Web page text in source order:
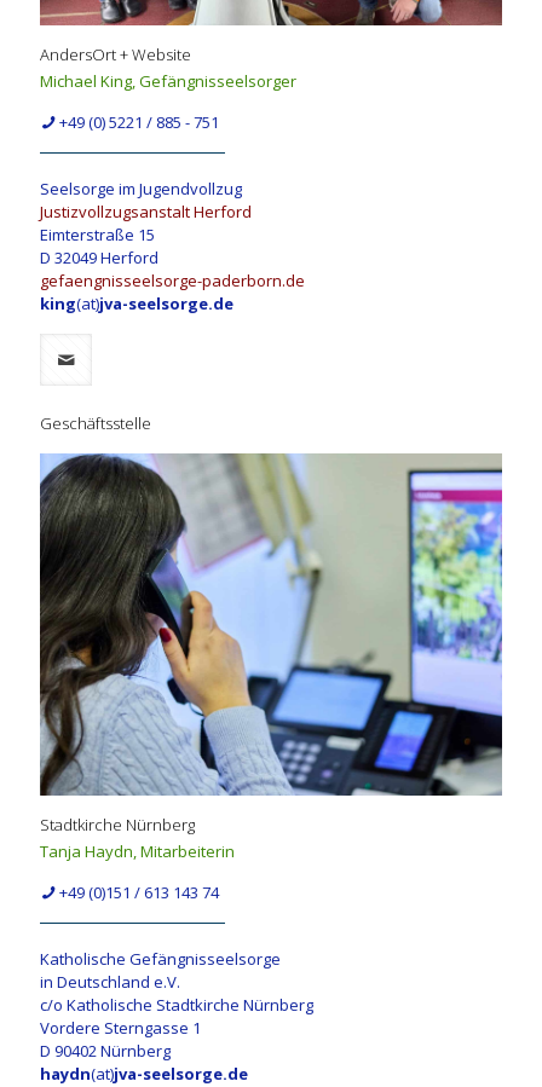
AndersOrt + Website
Michael King, Gefängnisseelsorger
+49 (0) 5221 / 885 - 751
Seelsorge im Jugendvollzug
Justizvollzugsanstalt Herford
Eimterstraße 15
D 32049 Herford
gefaengnisseelsorge-paderborn.de
king(at)jva-seelsorge.de
Geschäftsstelle
Stadtkirche Nürnberg
Tanja Haydn, Mitarbeiterin
+49 (0)151 / 613 143 74
Katholische Gefängnisseelsorge
in Deutschland e.V.
c/o Katholische Stadtkirche Nürnberg
Vordere Sterngasse 1
D 90402 Nürnberg
haydn(at)jva-seelsorge.de